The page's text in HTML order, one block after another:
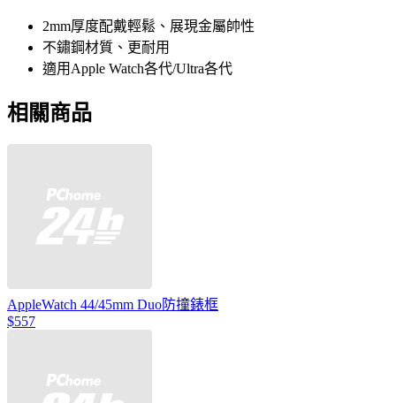
2mm厚度配戴輕鬆、展現金屬帥性
不鏽鋼材質、更耐用
適用Apple Watch各代/Ultra各代
相關商品
AppleWatch 44/45mm Duo防撞錶框
$557